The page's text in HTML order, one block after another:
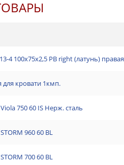
4 100x75x2,5 PB right (латунь) правая
для кровати 1кмп.
750 60 IS Нерж. сталь
960 60 BL
700 60 BL